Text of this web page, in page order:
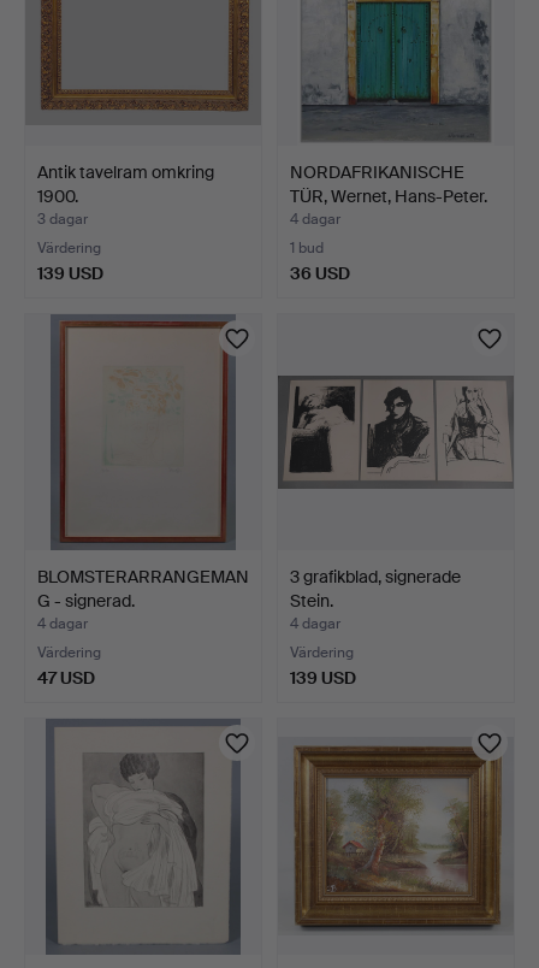
Antik tavelram omkring
1900.
3 dagar
Värdering
139 USD
NORDAFRIKANISCHE
TÜR, Wernet, Hans-Peter.
4 dagar
1 bud
36 USD
BLOMSTERARRANGEMAN
G - signerad.
4 dagar
Värdering
47 USD
3 grafikblad, signerade
Stein.
4 dagar
Värdering
139 USD